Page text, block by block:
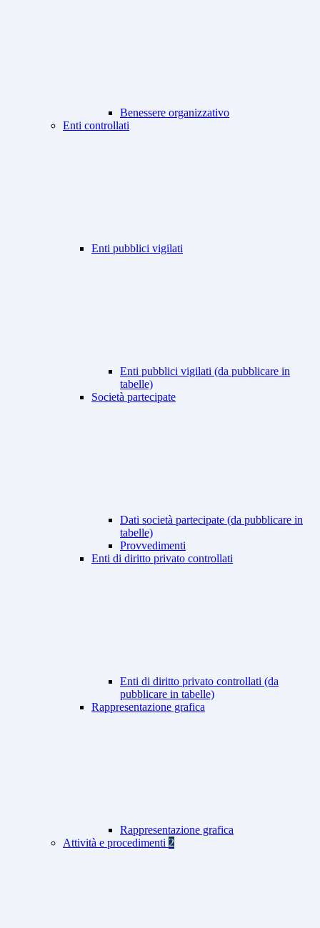
Benessere organizzativo
Enti controllati
Enti pubblici vigilati
Enti pubblici vigilati (da pubblicare in
tabelle)
Società partecipate
Dati società partecipate (da pubblicare in
tabelle)
Provvedimenti
Enti di diritto privato controllati
Enti di diritto privato controllati (da
pubblicare in tabelle)
Rappresentazione grafica
Rappresentazione grafica
Attività e procedimenti 2